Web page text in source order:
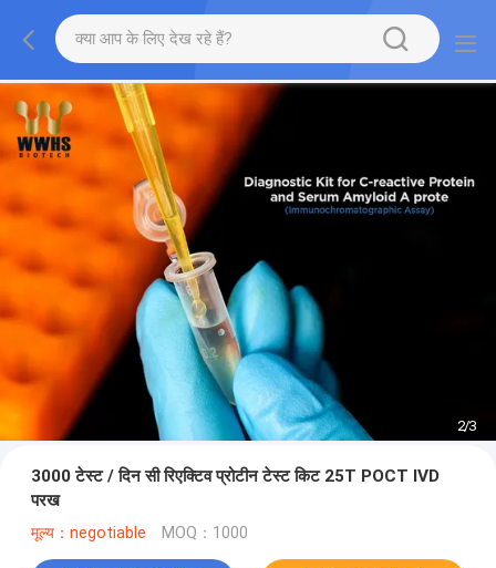
2/3
3000 टेस्ट / दिन सी रिएक्टिव प्रोटीन टेस्ट किट 25T POCT IVD
परख
मूल्य：negotiable MOQ：1000